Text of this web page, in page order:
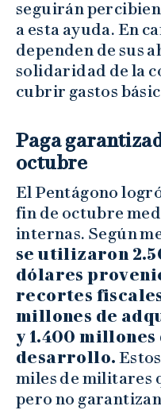
seguirán
a esta ayuda. En
dependen de sus
solidaridad de la
cubrir gastos
Paga
octubre
El Pentágono
fin de octubre
internas. Según
se utilizaron
dólares
recortes
millones de
y 1.400
desarrollo.
miles de militares
pero no